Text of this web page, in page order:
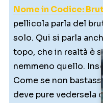
Nome in Codice:
pellicola parla del
solo. Qui si parla
topo, che in realtà è
nemmeno quello.
Come se non
deve pure vedersela